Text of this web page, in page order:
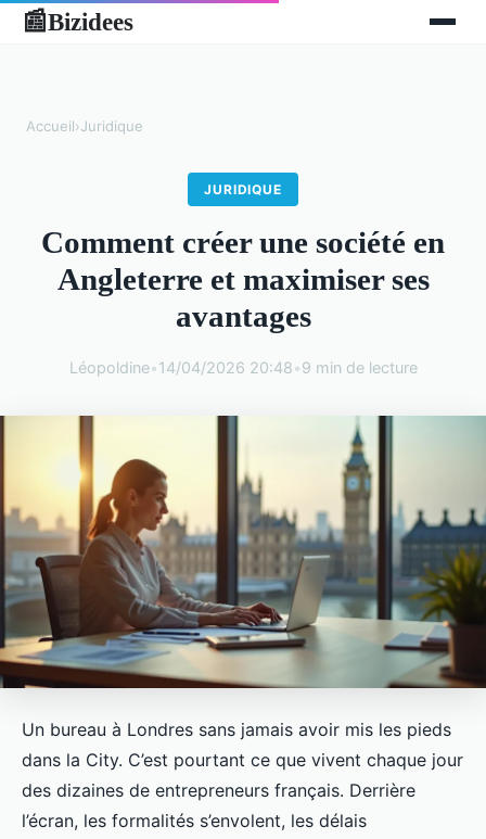
📰Bizidees
Accueil›Juridique
JURIDIQUE
Comment créer une société en
Angleterre et maximiser ses
avantages
Léopoldine•14/04/2026 20:48•9 min de lecture
Un bureau à Londres sans jamais avoir mis les pieds
dans la City. C’est pourtant ce que vivent chaque jour
des dizaines de entrepreneurs français. Derrière
l’écran, les formalités s’envolent, les délais